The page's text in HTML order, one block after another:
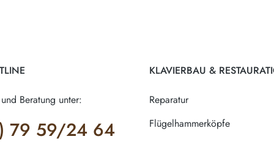
Beratung unter:
79 59/24 64
KLAVIERBAU &
Reparatur
Flügelhammerköpfe